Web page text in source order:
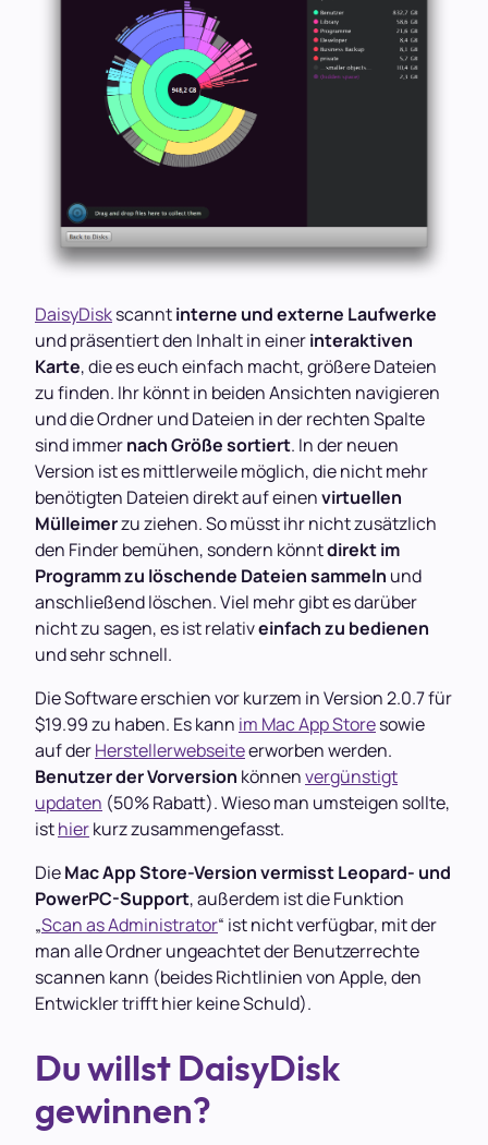
DaisyDiskscanntinterne und externe Laufwerke
und präsentiert den Inhalt in einerinteraktiven
Karte, die es euch einfach macht, größere Dateien
zu finden. Ihr könnt in beiden Ansichten navigieren
und die Ordner und Dateien in der rechten Spalte
sind immernach Größe sortiert. In der neuen
Version ist es mittlerweile möglich, die nicht mehr
benötigten Dateien direkt auf einenvirtuellen
Mülleimerzu ziehen. So müsst ihr nicht zusätzlich
den Finder bemühen, sondern könntdirekt im
Programm zu löschende Dateien sammeln und
anschließend löschen. Viel mehr gibt es darüber
nicht zu sagen, es ist relativeinfach zu bedienen
und sehr schnell.
Die Software erschien vor kurzem in Version 2.0.7 für
$19.99 zu haben. Es kann im Mac App Storesowie
auf derHerstellerwebseiteerworben werden.
Benutzer der Vorversion könnenvergünstigt
updaten (50% Rabatt). Wieso man umsteigen sollte,
isthierkurz zusammengefasst.
DieMac App Store-Version vermisst Leopard- und
PowerPC-Support, außerdem ist die Funktion
„Scan as Administrator“ ist nicht verfügbar, mit der
man alle Ordner ungeachtet der Benutzerrechte
scannen kann (beides Richtlinien von Apple, den
Entwickler trifft hier keine Schuld).
Du willst DaisyDisk
gewinnen?